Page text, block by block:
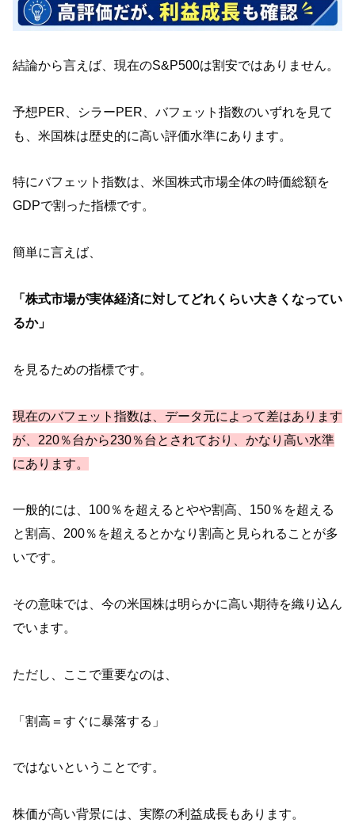
結論から言えば、現在のS&P500は割安ではありません。
予想PER、シラーPER、バフェット指数のいずれを見て
も、米国株は歴史的に高い評価水準にあります。
特にバフェット指数は、米国株式市場全体の時価総額を
GDPで割った指標です。
簡単に言えば、
「株式市場が実体経済に対してどれくらい大きくなってい
るか」
を見るための指標です。
現在のバフェット指数は、データ元によって差はあります
が、220％台から230％台とされており、かなり高い水準
にあります。
一般的には、100％を超えるとやや割高、150％を超える
と割高、200％を超えるとかなり割高と見られることが多
いです。
その意味では、今の米国株は明らかに高い期待を織り込ん
でいます。
ただし、ここで重要なのは、
「割高＝すぐに暴落する」
ではないということです。
株価が高い背景には、実際の利益成長もあります。